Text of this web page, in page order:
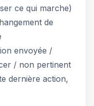
ce qui marche)
de
envoyée /
/ non pertinent
dernière action,